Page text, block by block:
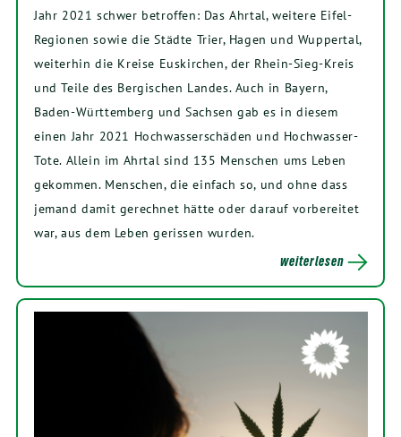
Jahr 2021 schwer betroffen: Das Ahrtal, weitere Eifel-
Regionen sowie die Städte Trier, Hagen und Wuppertal,
weiterhin die Kreise Euskirchen, der Rhein-Sieg-Kreis
und Teile des Bergischen Landes. Auch in Bayern,
Baden-Württemberg und Sachsen gab es in diesem
einen Jahr 2021 Hochwasserschäden und Hochwasser-
Tote. Allein im Ahrtal sind 135 Menschen ums Leben
gekommen. Menschen, die einfach so, und ohne dass
jemand damit gerechnet hätte oder darauf vorbereitet
war, aus dem Leben gerissen wurden.
weiterlesen